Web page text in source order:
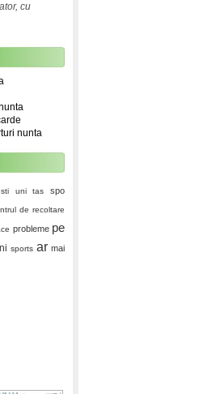
cu
nunta
uni tas spo
de recoltare
probleme pe
sports ar mai